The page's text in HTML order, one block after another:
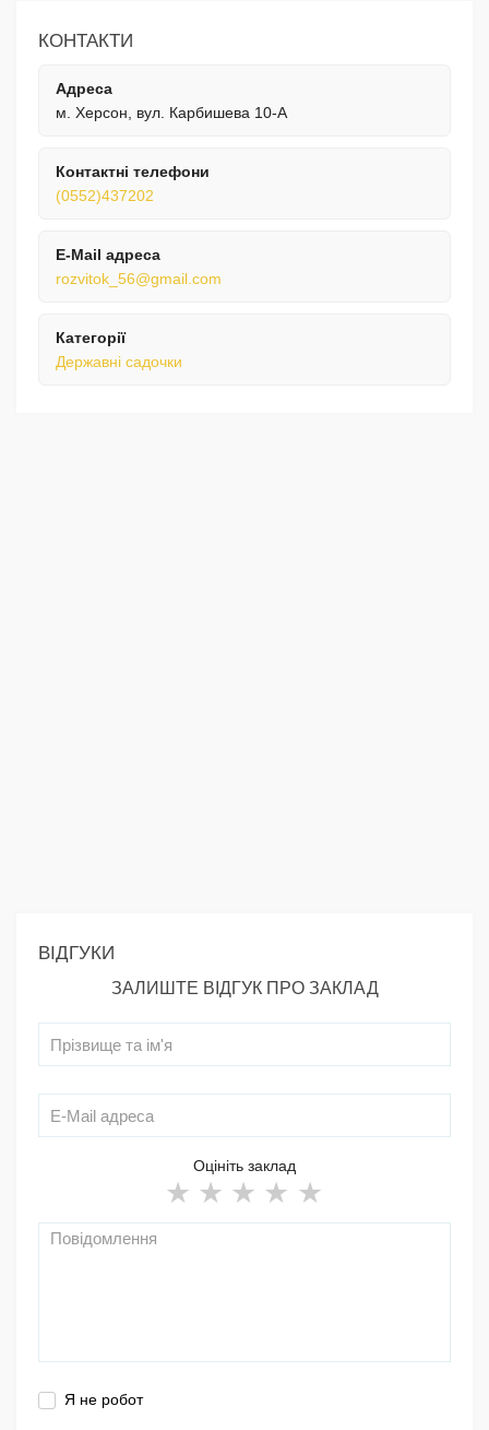
КОНТАКТИ
Адреса
м. Херсон, вул. Карбишева 10-А
Контактні телефони
(0552)437202
E-Mail адреса
rozvitok_56@gmail.com
Категорії
Державні садочки
ВІДГУКИ
ЗАЛИШТЕ ВІДГУК ПРО ЗАКЛАД
Оцініть заклад
Я не робот